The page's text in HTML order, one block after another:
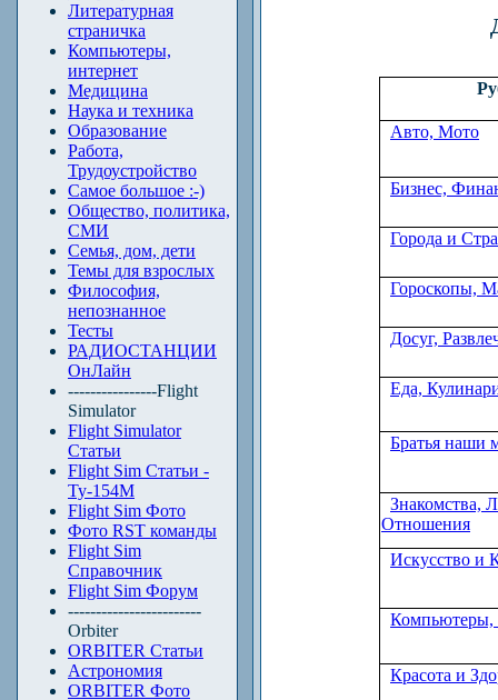
Литературная
страничка
Компьютеры,
интернет
Медицина
Наука и техника
Образование
Работа,
Трудоустройство
Самое большое :-)
Общество, политика,
СМИ
Семья, дом, дети
Темы для взрослых
Философия,
непознанное
Тесты
РАДИОСТАНЦИИ
ОнЛайн
----------------Flight
Simulator
Flight Simulator
Статьи
Flight Sim Статьи -
Ту-154М
Flight Sim Фото
Фото RST команды
Flight Sim
Справочник
Flight Sim Форум
------------------------
Orbiter
ORBITER Статьи
Астрономия
ORBITER Фото
Авто, Мото
Бизнес,
Города и
Гороскопы,
Досуг,
Еда,
Братья наши
Знакомства,
Отношения
Искусство и
Компьютеры,
Красота и